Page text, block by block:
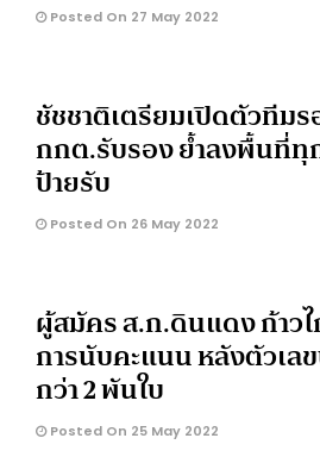
Posted On 27 May 2022
ชัชชาติเตรียมเปิดตัวทีม
กกต.รับรอง ย้ำลงพื้นที่ทุ
ป้ายรับ
Posted On 26 May 2022
ผู้สมัคร ส.ก.ดินแดง ก้าว
การนับคะแนน หลังตัวเลข
กว่า 2 พันใบ
Posted On 25 May 2022